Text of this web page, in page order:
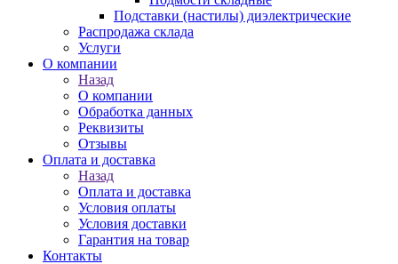
Подставки (настилы) диэлектрические
Распродажа склада
Услуги
О компании
Назад
О компании
Обработка данных
Реквизиты
Отзывы
Оплата и доставка
Назад
Оплата и доставка
Условия оплаты
Условия доставки
Гарантия на товар
Контакты